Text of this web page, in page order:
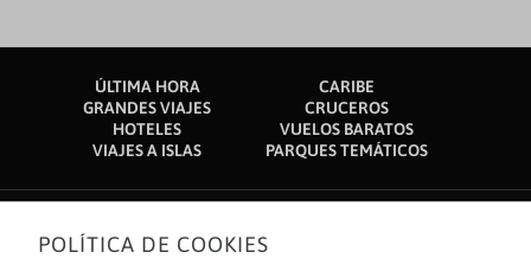
ÚLTIMA HORA
CARIBE
GRANDES VIAJES
CRUCEROS
HOTELES
VUELOS BARATOS
VIAJES A ISLAS
PARQUES TEMÁTICOS
Sobre nosotros
POLÍTICA DE COOKIES